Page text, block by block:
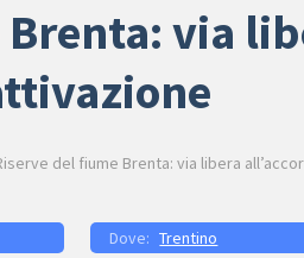
via
del fiume Brenta: via libera
Trentino